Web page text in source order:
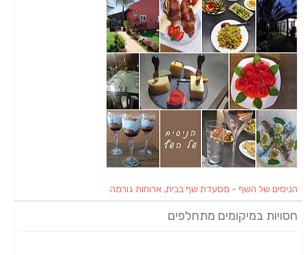
הניסים של השף - מסעדת שף בבית, ארוחות גורמה
חסויות במיקומים מתחלפים